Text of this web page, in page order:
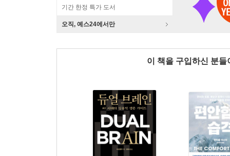
기간 한정 특가 도서
오직, 예스24에서만
이 책을 구입하신 분